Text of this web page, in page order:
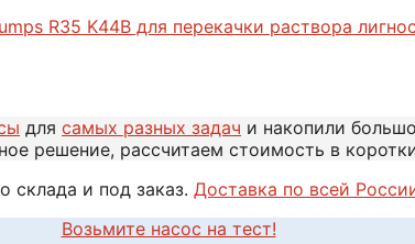
R35 K44B для перекачки раствора
для самых разных задач и накопили
решение, рассчитаем стоимость в
склада и под заказ. Доставка по всей
Возьмите насос на тест!